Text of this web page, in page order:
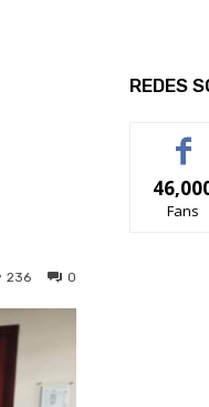
0
236
REDES
Fans